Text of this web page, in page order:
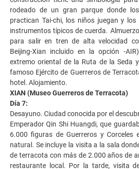
rodeado de un gran parque donde
practican Tai-chi, los niños juegan y los
instrumentos típicos de cuerda.
para salir en tren de alta velocidad
Beijing-Xian incluido en la opción -
extremo oriental de la Ruta de la Seda
famoso Ejército de Guerreros de
hotel. Alojamiento.
XIAN (Museo Guerreros de Terracota)
Día 7:
Desayuno. Ciudad conocida por el
Emperador Qin Shi Huangdi, que
6.000 figuras de Guerreros y Corceles
natural. Se incluye la visita a la sala
de terracota con más de 2.000 años de
restaurante local. Por la tarde, visita